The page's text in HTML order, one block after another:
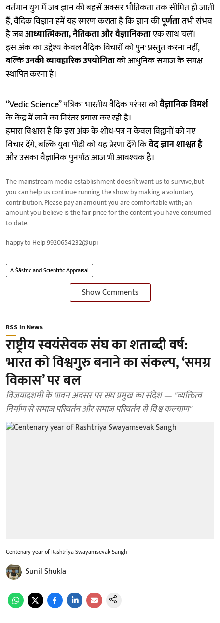
वर्तमान युग में जब ज्ञान की बहसें अक्सर भौतिकता तक सीमित हो जाती
हैं, वैदिक विज्ञान हमें यह स्मरण कराता है कि ज्ञान कीपूर्णतातभी संभव
है जबआध्यात्मिकता, नैतिकता और वैज्ञानिकताएक साथ चलें।
इस अंक का उद्देश्य केवल वैदिक विचारों को पुनः प्रस्तुत करना नहीं,
बल्किउनकी व्यावहारिक उपयोगिताको आधुनिक समाज के समक्ष
स्थापित करना है।
“Vedic Science” पत्रिका भारतीय वैदिक परंपरा कोवैज्ञानिक विमर्श
के केंद्र में लाने का निरंतर प्रयास कर रही है।
हमारा विश्वास है कि इस अंक के शोध-पत्र न केवल विद्वानों को नए
विचार देंगे, बल्कि युवा पीढ़ी को यह प्रेरणा देंगे किवेद ज्ञान शाश्वत है
और उसका वैज्ञानिक पुनर्पाठ आज भी आवश्यक है।
The mainstream media establishment doesn’t want us to survive, but
you can help us continue running the show by making a voluntary
contribution. Please pay an amount you are comfortable with; an
amount you believe is the fair price for the content you have consumed
to date.
happy to Help 9920654232@upi
A Śāstric and Scientific Appraisal
Show Comments
RSS In News
राष्ट्रीय स्वयंसेवक संघ का शताब्दी वर्ष:
भारत को विश्वगुरु बनाने का संकल्प, ‘समग्र
विकास’ पर बल
विजयादशमी के पावन अवसर पर संघ प्रमुख का संदेश — "व्यक्तित्व
निर्माण से समाज परिवर्तन और समाज परिवर्तन से विश्व कल्याण"
Centenary year of Rashtriya Swayamsevak Sangh
Sunil Shukla